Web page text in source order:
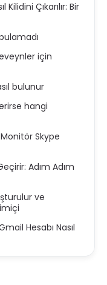
Çıkarılır: Bir
için
bulunur
hangi
Skype
Adım Adım
ve
Hesabı Nasıl